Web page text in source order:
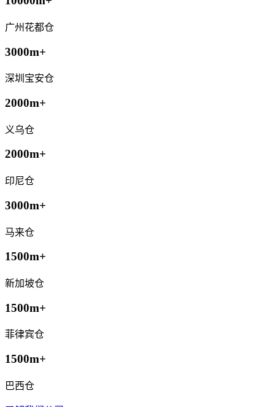
广州花都仓
3000m+
深圳宝安仓
2000m+
义乌仓
2000m+
印尼仓
3000m+
马来仓
1500m+
新加坡仓
1500m+
菲律宾仓
1500m+
巴西仓